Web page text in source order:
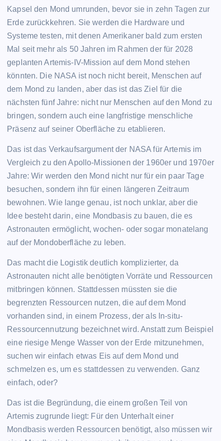
Kapsel den Mond umrunden, bevor sie in zehn Tagen zur
Erde zurückkehren. Sie werden die Hardware und
Systeme testen, mit denen Amerikaner bald zum ersten
Mal seit mehr als 50 Jahren im Rahmen der für 2028
geplanten Artemis-IV-Mission auf dem Mond stehen
könnten. Die NASA ist noch nicht bereit, Menschen auf
dem Mond zu landen, aber das ist das Ziel für die
nächsten fünf Jahre: nicht nur Menschen auf den Mond zu
bringen, sondern auch eine langfristige menschliche
Präsenz auf seiner Oberfläche zu etablieren.
Das ist das Verkaufsargument der NASA für Artemis im
Vergleich zu den Apollo-Missionen der 1960er und 1970er
Jahre: Wir werden den Mond nicht nur für ein paar Tage
besuchen, sondern ihn für einen längeren Zeitraum
bewohnen. Wie lange genau, ist noch unklar, aber die
Idee besteht darin, eine Mondbasis zu bauen, die es
Astronauten ermöglicht, wochen- oder sogar monatelang
auf der Mondoberfläche zu leben.
Das macht die Logistik deutlich komplizierter, da
Astronauten nicht alle benötigten Vorräte und Ressourcen
mitbringen können. Stattdessen müssten sie die
begrenzten Ressourcen nutzen, die auf dem Mond
vorhanden sind, in einem Prozess, der als In-situ-
Ressourcennutzung bezeichnet wird. Anstatt zum Beispiel
eine riesige Menge Wasser von der Erde mitzunehmen,
suchen wir einfach etwas Eis auf dem Mond und
schmelzen es, um es stattdessen zu verwenden. Ganz
einfach, oder?
Das ist die Begründung, die einem großen Teil von
Artemis zugrunde liegt: Für den Unterhalt einer
Mondbasis werden Ressourcen benötigt, also müssen wir